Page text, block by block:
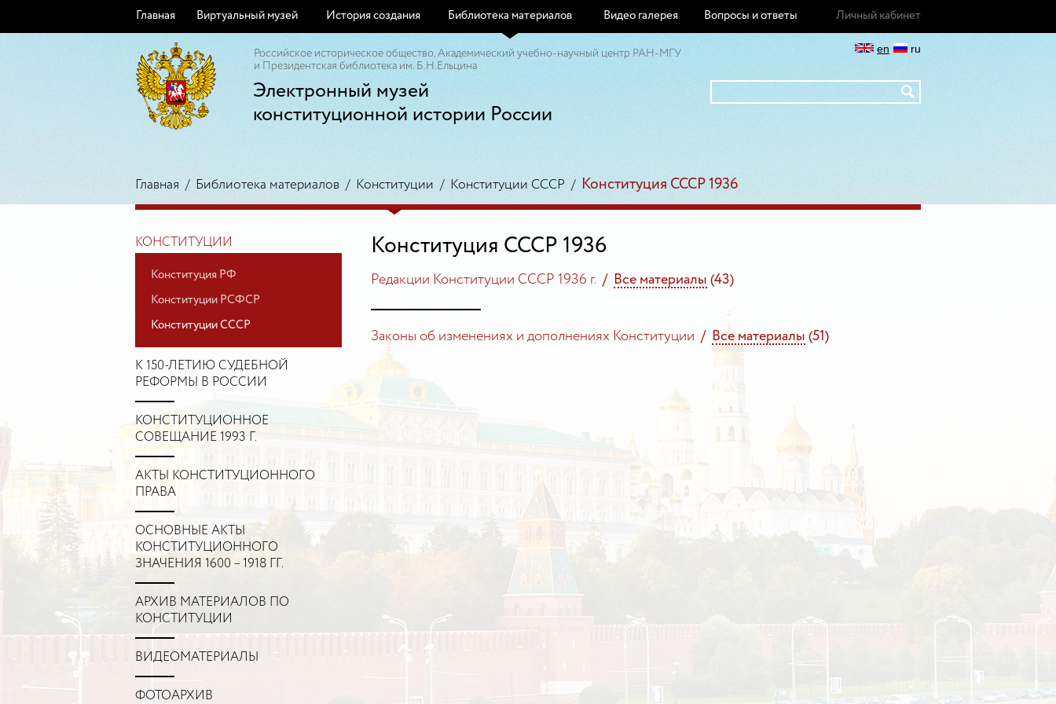
Главная Виртуальный музей История создания Библиотека материалов Видео галерея Вопросы и ответы Личный кабинет
Российское историческое общество, Академический учебно-научный центр РАН-МГУ
и Президентская библиотека им. Б.Н.Ельцина
Электронный музей
конституционной истории России
ru
en
Главная / Библиотека материалов / Конституции / Конституции СССР / Конституция СССР 1936
КОНСТИТУЦИИ
Конституция РФ
Конституции РСФСР
Конституции СССР
К 150-ЛЕТИЮ СУДЕБНОЙ
РЕФОРМЫ В РОССИИ
КОНСТИТУЦИОННОЕ
СОВЕЩАНИЕ 1993 Г.
АКТЫ КОНСТИТУЦИОННОГО
ПРАВА
ОСНОВНЫЕ АКТЫ
КОНСТИТУЦИОННОГО
ЗНАЧЕНИЯ 1600 – 1918 ГГ.
АРХИВ МАТЕРИАЛОВ ПО
КОНСТИТУЦИИ
ВИДЕОМАТЕРИАЛЫ
ФОТОАРХИВ
Конституция СССР 1936
Редакции Конституции СССР 1936 г. / Все материалы (43)
Законы об изменениях и дополнениях Конституции / Все материалы (51)